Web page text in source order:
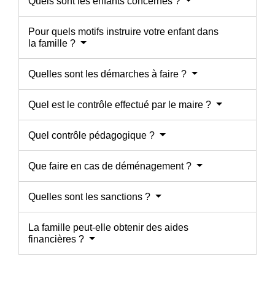
Pour quels motifs instruire votre enfant dans
la famille ?
Quelles sont les démarches à faire ?
Quel est le contrôle effectué par le maire ?
Quel contrôle pédagogique ?
Que faire en cas de déménagement ?
Quelles sont les sanctions ?
La famille peut-elle obtenir des aides
financières ?